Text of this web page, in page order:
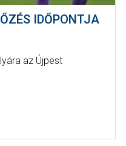
IDŐPONTJA
az Újpest